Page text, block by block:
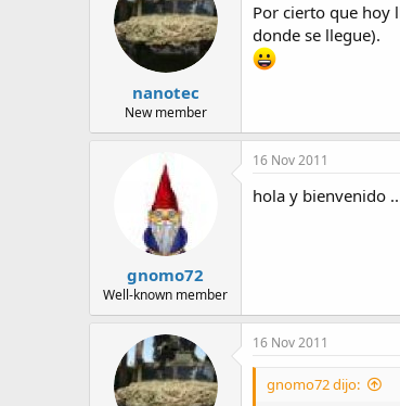
nanotec
New member
Por cierto que hoy
donde se llegue).
gnomo72
Well-known member
16 Nov 2011
hola y bienvenido
16 Nov 2011
gnomo72 dijo: